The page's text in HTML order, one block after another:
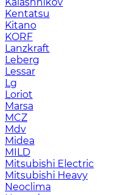
Kentatsu
Kitano
KORF
Lanzkraft
Leberg
Lessar
Lg
Loriot
Marsa
MCZ
Mdv
Midea
MILD
Mitsubishi Electric
Mitsubishi Heavy
Neoclima